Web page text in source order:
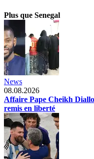
Plus que Senegal
News
08.08.2026
Affaire Pape Cheikh
remis en liberté